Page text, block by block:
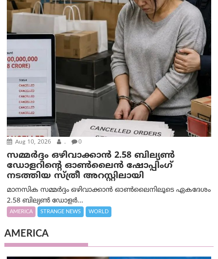
Aug 10, 2026 . 0
സമ്മര്‍ദ്ദം ഒഴിവാക്കാന്‍ 2.58 ബില്യൺ
ഡോളറിന്റെ ഓണ്‍ലൈന്‍ ഷോപ്പിംഗ്
നടത്തിയ സ്ത്രീ അറസ്റ്റിലായി
മാനസിക സമ്മര്‍ദ്ദം ഒഴിവാക്കാന്‍ ഓണ്‍ലൈനിലൂടെ ഏകദേശം
2.58 ബില്യൺ ഡോളർ...
AMERICA STRANGE NEWS WORLD
AMERICA